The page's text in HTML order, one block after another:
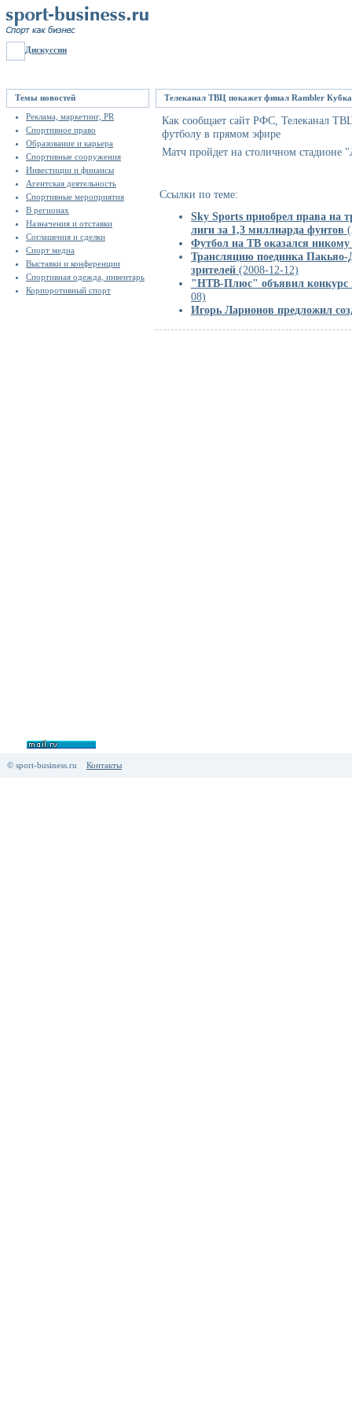
Дискуссии
Темы новостей
Реклама, маркетинг, PR
Спортивное право
Образование и карьера
Спортивные сооружения
Инвестиции и финансы
Агентская деятельность
Спортивные мероприятия
В регионах
Назначения и отставки
Соглашения и сделки
Спорт медиа
Выставки и конференции
Спортивная одежда, инвентарь
Корпоротивный спорт
Телеканал ТВЦ покажет финал Rambler
Как сообщает сайт РФС, Телеканал
футболу в прямом эфире
Матч пройдет на столичном стадионе
Ссылки по теме:
Sky Sports приобрел права на
лиги за 1,3 миллиарда фунтов
Футбол на ТВ оказался никому
Трансляцию поединка
зрителей (2008-12-12)
"НТВ-Плюс" объявил
08)
Игорь Ларионов предложил
© sport-business.ru Контакты